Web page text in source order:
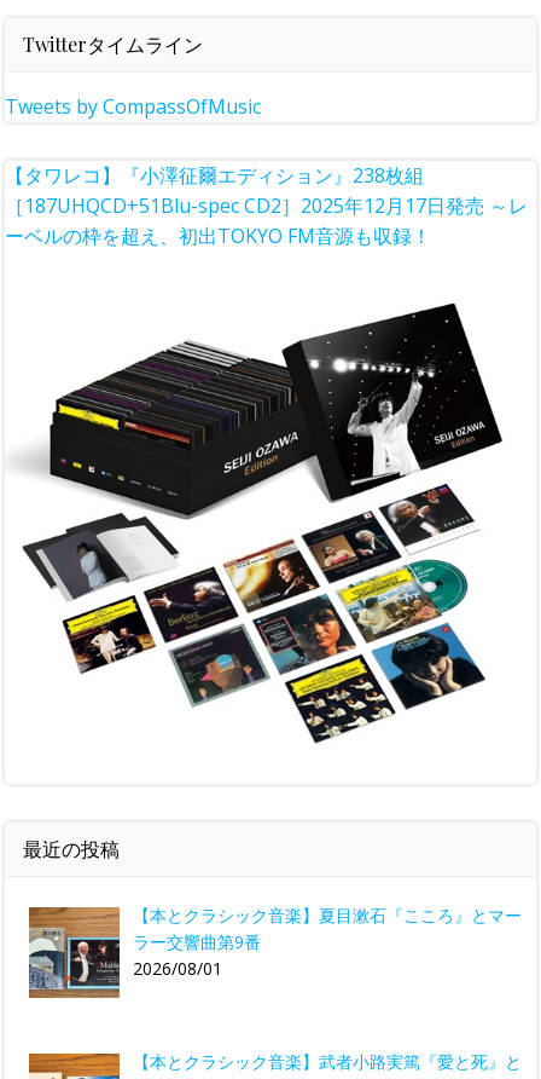
Twitterタイムライン
Tweets by CompassOfMusic
【タワレコ】『小澤征爾エディション』238枚組
［187UHQCD+51Blu-spec CD2］2025年12月17日発売 ～レ
ーベルの枠を超え、初出TOKYO FM音源も収録！
最近の投稿
【本とクラシック音楽】夏目漱石『こころ』とマー
ラー交響曲第9番
2026/08/01
【本とクラシック音楽】武者小路実篤『愛と死』と